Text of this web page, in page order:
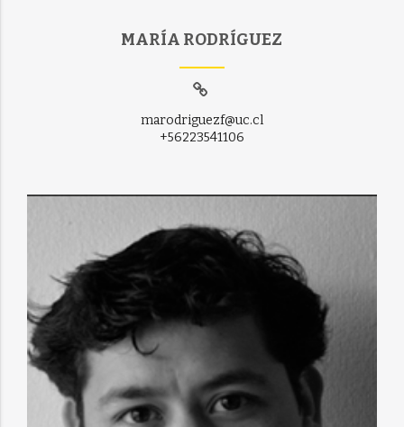
MARÍA RODRÍGUEZ
marodriguezf@uc.cl
+56223541106